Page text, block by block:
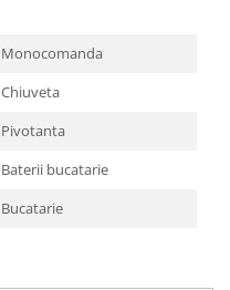
Monocomanda
Chiuveta
Pivotanta
Baterii bucatarie
Bucatarie